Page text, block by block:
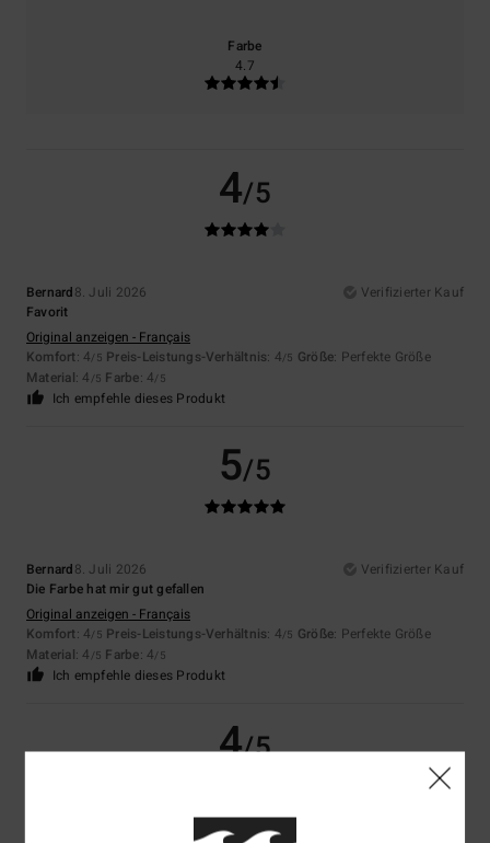
Farbe
4.7
4/5
Bernard8. Juli 2026
Verifizierter Kauf
Favorit
Original anzeigen - Français
Komfort: 4/5 Preis-Leistungs-Verhältnis: 4/5 Größe: Perfekte Größe
Material: 4 /5 Farbe: 4/5
Ich empfehle dieses Produkt
5/5
Bernard8. Juli 2026
Verifizierter Kauf
Die Farbe hat mir gut gefallen
Original anzeigen - Français
Komfort: 4/5 Preis-Leistungs-Verhältnis: 4/5 Größe: Perfekte Größe
Material: 4 /5 Farbe: 4/5
Ich empfehle dieses Produkt
4/5